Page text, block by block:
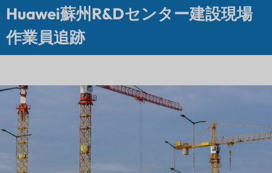
Huawei蘇州R&Dセンター建設現場
作業員追跡